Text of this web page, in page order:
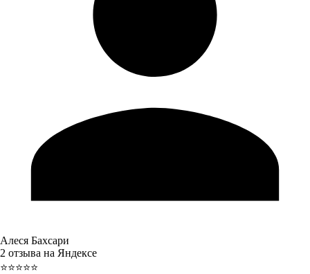
Алеся Бахсари
2 отзыва на Яндексе
⭐⭐⭐⭐⭐